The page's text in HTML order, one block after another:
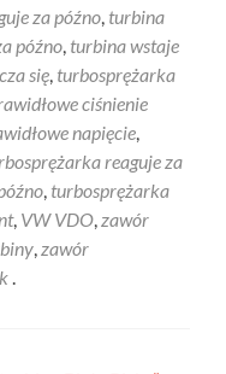
za późno, turbina
późno, turbina wstaje
się, turbosprężarka
ciśnienie
napięcie,
reaguje za
, turbosprężarka
, VW VDO,zawór
,zawór
.